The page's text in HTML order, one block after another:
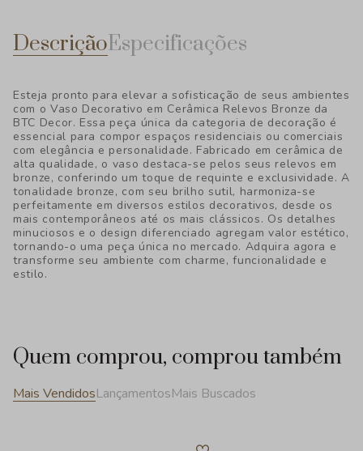
DescriçãoEspecificações
Esteja pronto para elevar a sofisticação de seus ambientes
com o Vaso Decorativo em Cerâmica Relevos Bronze da
BTC Decor. Essa peça única da categoria de decoração é
essencial para compor espaços residenciais ou comerciais
com elegância e personalidade. Fabricado em cerâmica de
alta qualidade, o vaso destaca-se pelos seus relevos em
bronze, conferindo um toque de requinte e exclusividade. A
tonalidade bronze, com seu brilho sutil, harmoniza-se
perfeitamente em diversos estilos decorativos, desde os
mais contemporâneos até os mais clássicos. Os detalhes
minuciosos e o design diferenciado agregam valor estético,
tornando-o uma peça única no mercado. Adquira agora e
transforme seu ambiente com charme, funcionalidade e
estilo.
Quem comprou, comprou também
Mais VendidosLançamentosMais Buscados